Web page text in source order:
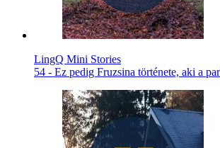
LingQ Mini Stories
54 - Ez pedig Fruzsina története, aki a